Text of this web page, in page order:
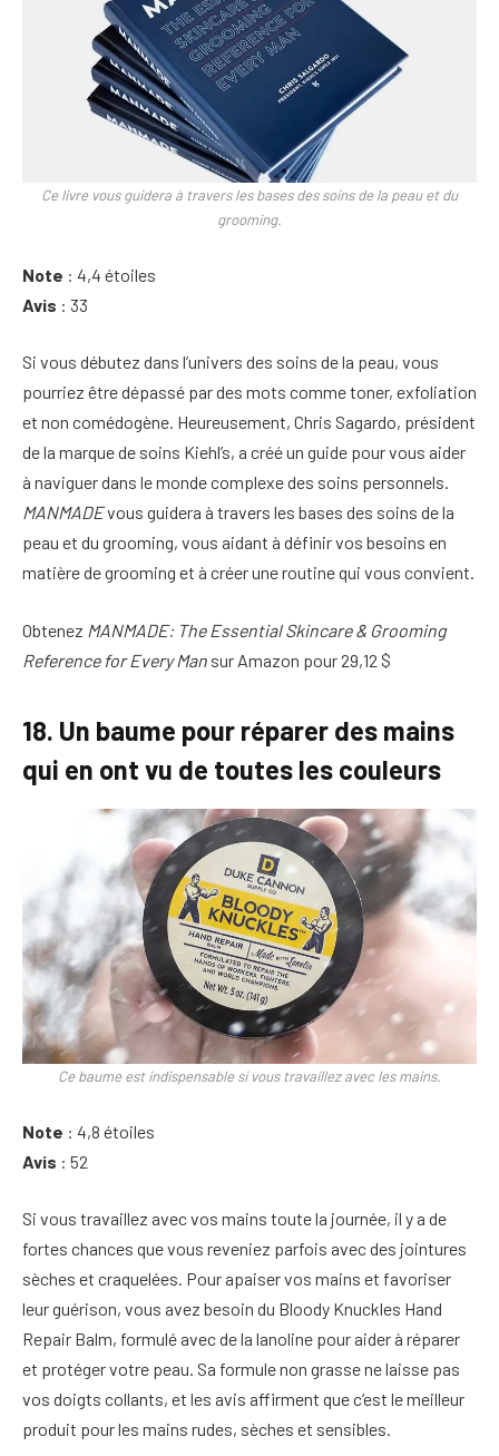
Ce livre vous guidera à travers les bases des soins de la peau et du
grooming.
Note : 4,4 étoiles
Avis : 33
Si vous débutez dans l’univers des soins de la peau, vous
pourriez être dépassé par des mots comme toner, exfoliation
et non comédogène. Heureusement, Chris Sagardo, président
de la marque de soins Kiehl’s, a créé un guide pour vous aider
à naviguer dans le monde complexe des soins personnels.
MANMADEvous guidera à travers les bases des soins de la
peau et du grooming, vous aidant à définir vos besoins en
matière de grooming et à créer une routine qui vous convient.
Obtenez MANMADE: The Essential Skincare & Grooming
Reference for Every Man sur Amazon pour 29,12 $
18. Un baume pour réparer des mains
qui en ont vu de toutes les couleurs
Ce baume est indispensable si vous travaillez avec les mains.
Note : 4,8 étoiles
Avis : 52
Si vous travaillez avec vos mains toute la journée, il y a de
fortes chances que vous reveniez parfois avec des jointures
sèches et craquelées. Pour apaiser vos mains et favoriser
leur guérison, vous avez besoin du Bloody Knuckles Hand
Repair Balm, formulé avec de la lanoline pour aider à réparer
et protéger votre peau. Sa formule non grasse ne laisse pas
vos doigts collants, et les avis affirment que c’est le meilleur
produit pour les mains rudes, sèches et sensibles.